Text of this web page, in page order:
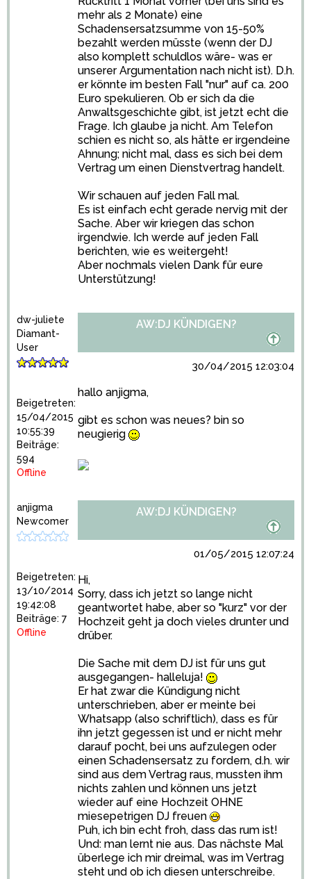
mehr als 2 Monate) eine
Schadensersatzsumme von 15-50%
bezahlt werden müsste (wenn der DJ
also komplett schuldlos wäre- was er
unserer Argumentation nach nicht ist). D.h.
er könnte im besten Fall "nur" auf ca. 200
Euro spekulieren. Ob er sich da die
Anwaltsgeschichte gibt, ist jetzt echt die
Frage. Ich glaube ja nicht. Am Telefon
schien es nicht so, als hätte er irgendeine
Ahnung; nicht mal, dass es sich bei dem
Vertrag um einen Dienstvertrag handelt.
Wir schauen auf jeden Fall mal.
Es ist einfach echt gerade nervig mit der
Sache. Aber wir kriegen das schon
irgendwie. Ich werde auf jeden Fall
berichten, wie es weitergeht!
Aber nochmals vielen Dank für eure
Unterstützung!
dw-juliete
Diamant-
User
Beigetreten:
15/04/2015
10:55:39
Beiträge:
594
Offline
AW:DJ KÜNDIGEN?
30/04/2015 12:03:04
hallo anjigma,
gibt es schon was neues? bin so
neugierig
anjigma
Newcomer
Beigetreten:
13/10/2014
19:42:08
Beiträge: 7
Offline
AW:DJ KÜNDIGEN?
01/05/2015 12:07:24
Hi,
Sorry, dass ich jetzt so lange nicht
geantwortet habe, aber so "kurz" vor der
Hochzeit geht ja doch vieles drunter und
drüber.
Die Sache mit dem DJ ist für uns gut
ausgegangen- halleluja!
Er hat zwar die Kündigung nicht
unterschrieben, aber er meinte bei
Whatsapp (also schriftlich), dass es für
ihn jetzt gegessen ist und er nicht mehr
darauf pocht, bei uns aufzulegen oder
einen Schadensersatz zu fordern, d.h. wir
sind aus dem Vertrag raus, mussten ihm
nichts zahlen und können uns jetzt
wieder auf eine Hochzeit OHNE
miesepetrigen DJ freuen
Puh, ich bin echt froh, dass das rum ist!
Und: man lernt nie aus. Das nächste Mal
überlege ich mir dreimal, was im Vertrag
steht und ob ich diesen unterschreibe.